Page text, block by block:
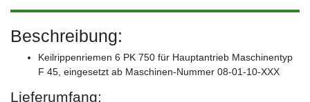
Beschreibung:
Keilrippenriemen 6 PK 750 für Hauptantrieb Maschinentyp
F 45, eingesetzt ab Maschinen-Nummer 08-01-10-XXX
Lieferumfang: